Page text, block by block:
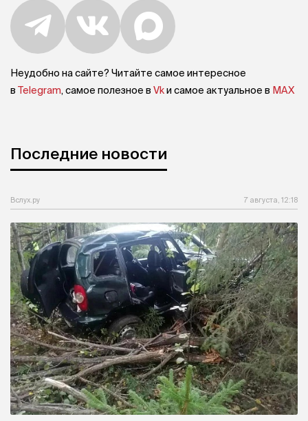
Неудобно на сайте? Читайте самое интересное
в Telegram, самое полезное в Vkи самое актуальное в MAX
Последние новости
Вслух.ру 7 августа, 12:18